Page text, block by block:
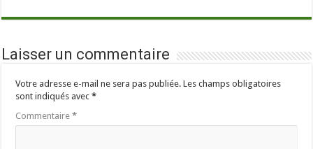
Laisser un commentaire
Votre adresse e-mail ne sera pas publiée. Les champs obligatoires
sont indiqués avec*
Commentaire*